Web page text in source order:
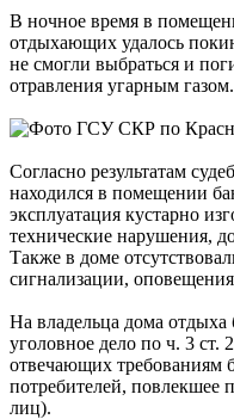
В ночное время в
отдыхающих удалось
не смогли выбраться и
отравления угарным газом.
Согласно результатам
находился в помещении
эксплуатация кустарно
технические нарушения,
Также в доме
сигнализации,
На владельца дома отдыха
уголовное дело по ч. 3 ст.
отвечающих требованиям
потребителей, повлекшее
лиц).